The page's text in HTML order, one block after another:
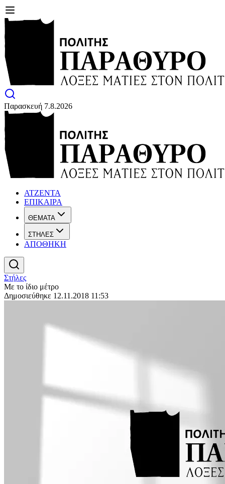
Παρασκευή 7.8.2026
ΑΤΖΕΝΤΑ
ΕΠΙΚΑΙΡΑ
ΘΕΜΑΤΑ
ΣΤΗΛΕΣ
ΑΠΟΘΗΚΗ
Στήλες
Με το ίδιο μέτρο
Δημοσιεύθηκε 12.11.2018 11:53